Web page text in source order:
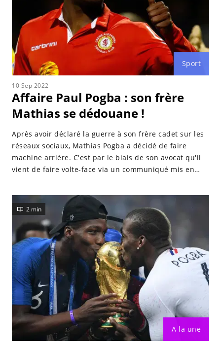
Sport
10 Sep 2022
Affaire Paul Pogba : son frère
Mathias se dédouane !
Après avoir déclaré la guerre à son frère cadet sur les
réseaux sociaux, Mathias Pogba a décidé de faire
machine arrière. C'est par le biais de son avocat qu'il
vient de faire volte-face via un communiqué mis en
A la une
2 min